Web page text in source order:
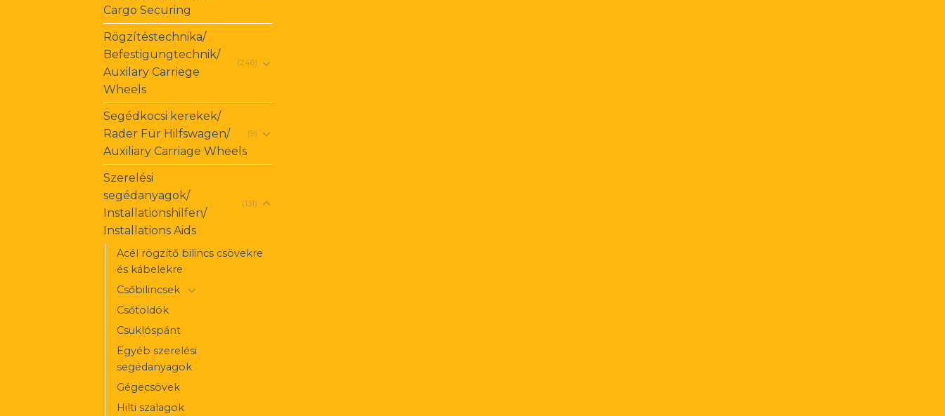
Cargo Securing
Rögzítéstechnika/
Befestigungtechnik/
Auxilary Carriege
Wheels
(246)
Segédkocsi kerekek/
Rader Für Hilfswagen/
Auxiliary Carriage Wheels
(9)
Szerelési
segédanyagok/
Installationshilfen/
Installations Aids
(131)
Acél rögzítő bilincs csövekre
és kábelekre
Csőbilincsek
Csőtoldók
Csuklóspánt
Egyéb szerelési
segédanyagok
Gégecsövek
Hilti szalagok